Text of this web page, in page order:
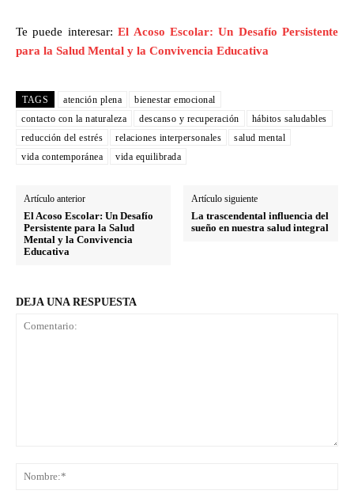
Te puede interesar:El Acoso Escolar: Un Desafío Persistente
para la Salud Mental y la Convivencia Educativa
TAGS atención plena
bienestar emocional
contacto con la naturaleza
descanso y recuperación
hábitos saludables
reducción del estrés
relaciones interpersonales
salud mental
vida contemporánea
vida equilibrada
Artículo anterior
El Acoso Escolar: Un Desafío
Persistente para la Salud
Mental y la Convivencia
Educativa
Artículo siguiente
La trascendental influencia del
sueño en nuestra salud integral
DEJA UNA RESPUESTA